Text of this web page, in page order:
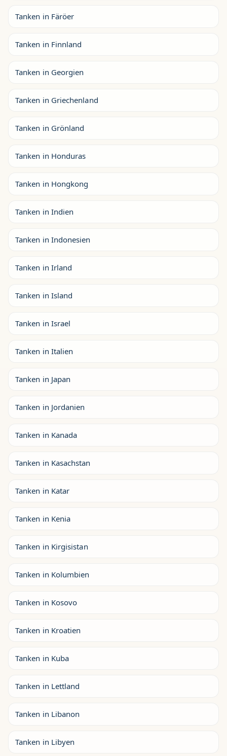
Tanken in Färöer
Tanken in Finnland
Tanken in Georgien
Tanken in Griechenland
Tanken in Grönland
Tanken in Honduras
Tanken in Hongkong
Tanken in Indien
Tanken in Indonesien
Tanken in Irland
Tanken in Island
Tanken in Israel
Tanken in Italien
Tanken in Japan
Tanken in Jordanien
Tanken in Kanada
Tanken in Kasachstan
Tanken in Katar
Tanken in Kenia
Tanken in Kirgisistan
Tanken in Kolumbien
Tanken in Kosovo
Tanken in Kroatien
Tanken in Kuba
Tanken in Lettland
Tanken in Libanon
Tanken in Libyen